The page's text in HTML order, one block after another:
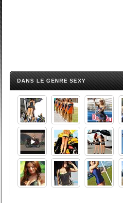
DANS LE GENRE SEXY